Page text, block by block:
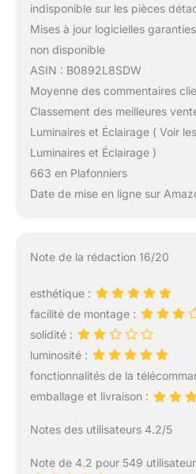
indisponible sur les pièces
Mises à jour logicielles
non disponible
ASIN : B0892L8SDW
Moyenne des commentaires
Classement des meilleures
Luminaires et Éclairage ( Voir
Luminaires et Éclairage )
663 en Plafonniers
Date de mise en ligne sur
Note de la rédaction 16/20
esthétique :
facilité de montage :
solidité :
luminosité :
fonctionnalités de la
emballage et livraison :
Notes des utilisateurs 4.2/5
Note de 4.2 pour 549